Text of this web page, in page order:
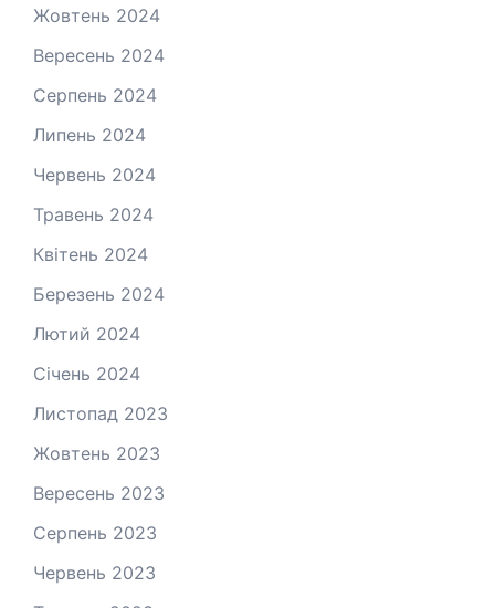
Жовтень 2024
Вересень 2024
Серпень 2024
Липень 2024
Червень 2024
Травень 2024
Квітень 2024
Березень 2024
Лютий 2024
Січень 2024
Листопад 2023
Жовтень 2023
Вересень 2023
Серпень 2023
Червень 2023